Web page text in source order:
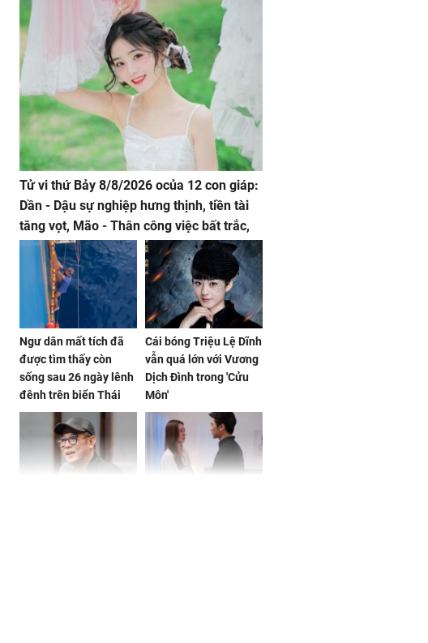
Tử vi thứ Bảy 8/8/2026 ocủa 12 con giáp:
Dần - Dậu sự nghiệp hưng thịnh, tiền tài
tăng vọt, Mão - Thân công việc bất trắc,
tiền mất tật mang
Ngư dân mất tích đã
được tìm thấy còn
sống sau 26 ngày lênh
đênh trên biển Thái
Bình Dương
Cái bóng Triệu Lệ Dĩnh
vẫn quá lớn với Vương
Dịch Đình trong 'Cửu
Môn'